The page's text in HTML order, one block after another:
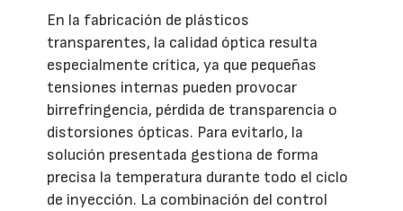
En la fabricación de plásticos
transparentes, la calidad óptica resulta
especialmente crítica, ya que pequeñas
tensiones internas pueden provocar
birrefringencia, pérdida de transparencia o
distorsiones ópticas. Para evitarlo, la
solución presentada gestiona de forma
precisa la temperatura durante todo el ciclo
de inyección. La combinación del control